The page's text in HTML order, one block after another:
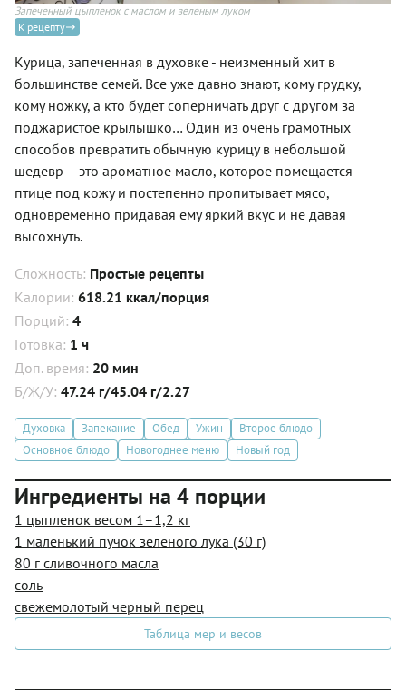
Запеченный цыпленок с маслом и зеленым луком
К рецепту
Курица, запеченная в духовке - неизменный хит в
большинстве семей. Все уже давно знают, кому грудку,
кому ножку, а кто будет соперничать друг с другом за
поджаристое крылышко… Один из очень грамотных
способов превратить обычную курицу в небольшой
шедевр – это ароматное масло, которое помещается
птице под кожу и постепенно пропитывает мясо,
одновременно придавая ему яркий вкус и не давая
высохнуть.
Сложность: Простые рецепты
Калории: 618.21 ккал/порция
Порций: 4
Готовка: 1 ч
Доп. время: 20 мин
Б/Ж/У: 47.24 г/45.04 г/2.27
Духовка Запекание Обед Ужин
Второе блюдо
Основное блюдо
Новогоднее меню Новый год
Ингредиенты на 4 порции
1 цыпленок весом 1–1,2 кг
1 маленький пучок зеленого лука (30 г)
80 г сливочного масла
соль
свежемолотый черный перец
Таблица мер и весов